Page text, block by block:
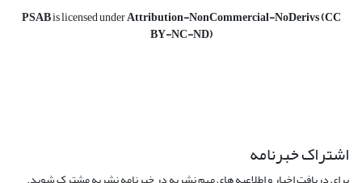
PSABis licensed underAttribution-NonCommercial-NoDerivs (CC
BY-NC-ND)
اشتراک خبرنامه